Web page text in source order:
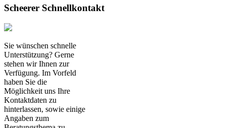
Scheerer Schnellkontakt
Sie wünschen schnelle
Unterstützung? Gerne
stehen wir Ihnen zur
Verfügung. Im Vorfeld
haben Sie die
Möglichkeit uns Ihre
Kontaktdaten zu
hinterlassen, sowie einige
Angaben zum